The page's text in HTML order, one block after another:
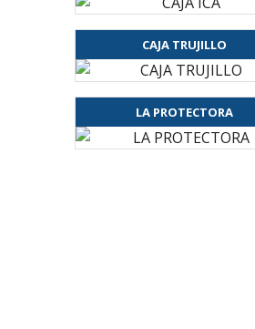
CAJA TRUJILLO
LA PROTECTORA